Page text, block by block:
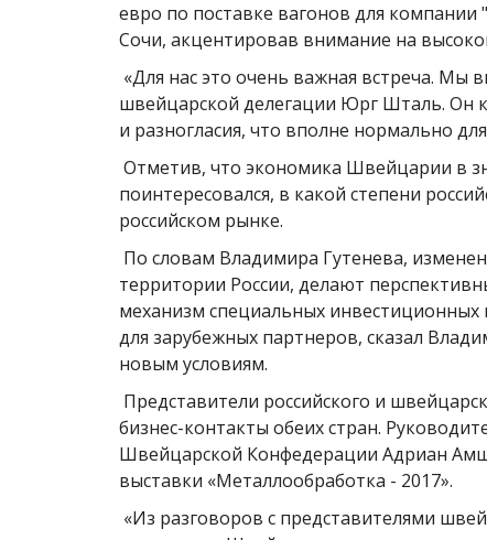
евро по поставке вагонов для компании
Сочи, акцентировав внимание на
«Для нас это очень важная встреча. Мы
швейцарской делегации Юрг Шталь. Он
и разногласия, что вполне нормально
Отметив, что экономика Швейцарии в
поинтересовался, в какой степени
российском рынке.
По словам Владимира Гутенева,
территории России, делают
механизм специальных
для зарубежных партнеров, сказал
новым условиям.
Представители российского и
бизнес-контакты обеих стран.
Швейцарской Конфедерации Адриан
выставки «Металлообработка - 2017».
«Из разговоров с представителями